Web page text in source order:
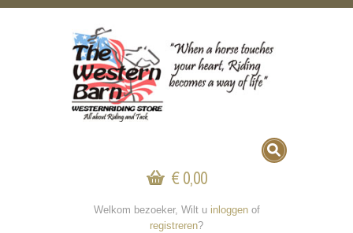
€ 0,00
Welkom bezoeker, Wilt u inloggenof
registreren?